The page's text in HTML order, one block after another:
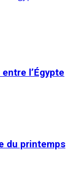
l’Égypte
du printemps